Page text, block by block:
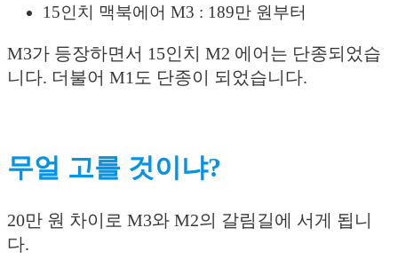
15인치 맥북에어 M3 : 189만 원부터
M3가 등장하면서 15인치 M2 에어는 단종되었습
니다. 더불어 M1도 단종이 되었습니다.
무얼 고를 것이냐?
20만 원 차이로 M3와 M2의 갈림길에 서게 됩니
다.